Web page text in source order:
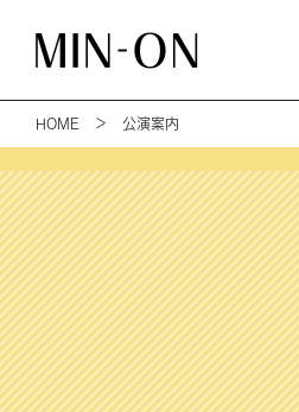
HOME ＞ 公演案内